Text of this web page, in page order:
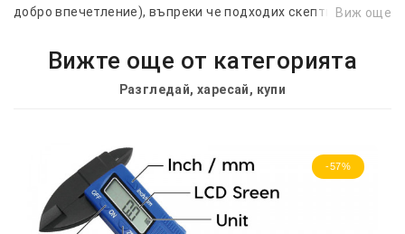
добро впечетление), въпреки че подходих скептично
се е случвало с други фирми ,бях УДИВЕН от бързото
получаване на стоката без съмнение пак ще поръчам
Виж още
Вижте още от категорията
Разгледай, харесай, купи
-57%